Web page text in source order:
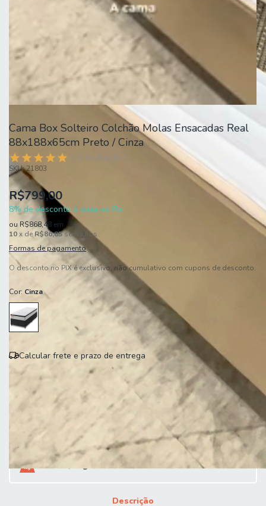
Cama Box Solteiro Colchão Molas Ensacadas Real
88x188x65cm Preto / Cinza
1 Avaliação
SKU:21803
R$799,00
8% de desconto à vista no Pix
ou R$868,48 em
10x deR$86,85sem juros
Formas de pagamento
O desconto no PIX é exclusivo, não cumulativo com cupons de desconto.
Cor: Cinza
Calcular frete e prazo de entrega
Entregas para o CEP: Calcular
Peso 42,1 kg
Descrição